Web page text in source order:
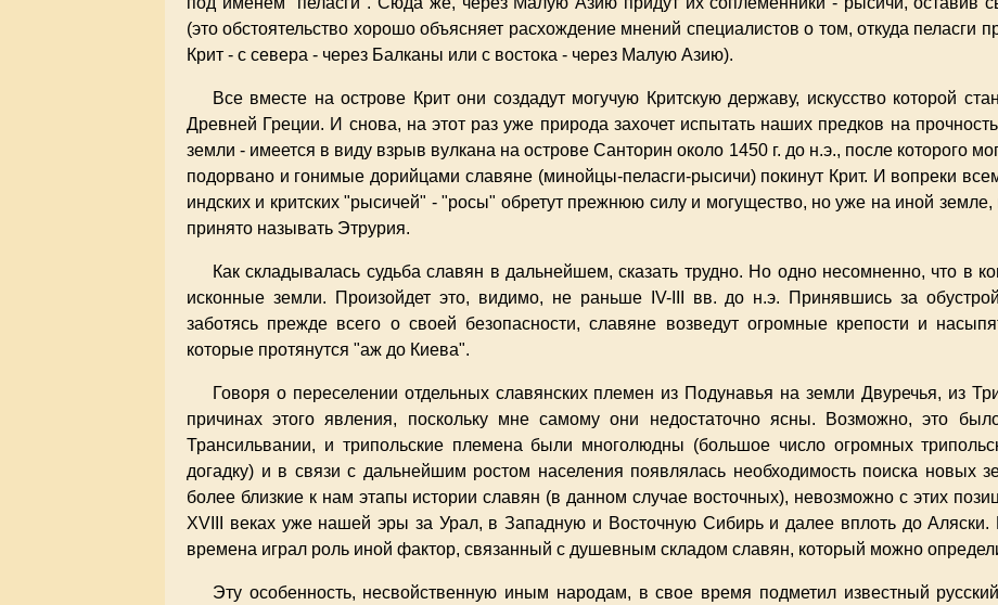
(это обстоятельство хорошо объясняет расхождение мнений специалистов о том, откуда пеласги
Крит - с севера - через Балканы или с востока - через Малую Азию).
Все вместе на острове Крит они создадут могучую Критскую державу, искусство которой
Древней Греции. И снова, на этот раз уже природа захочет испытать наших предков на
земли - имеется в виду взрыв вулкана на острове Санторин около 1450 г. до н.э., после которого
подорвано и гонимые дорийцами славяне (минойцы-пеласги-рысичи) покинут Крит. И вопреки
индских и критских "рысичей" - "росы" обретут прежнюю силу и могущество, но уже на иной
принято называть Этрурия.
Как складывалась судьба славян в дальнейшем, сказать трудно. Но одно несомненно, что в
исконные земли. Произойдет это, видимо, не раньше IV-III вв. до н.э. Принявшись за
заботясь прежде всего о своей безопасности, славяне возведут огромные крепости и
которые протянутся "аж до Киева".
Говоря о переселении отдельных славянских племен из Подунавья на земли Двуречья, из
причинах этого явления, поскольку мне самому они недостаточно ясны. Возможно, это
Трансильвании, и трипольские племена были многолюдны (большое число огромных
догадку) и в связи с дальнейшим ростом населения появлялась необходимость поиска новых
более близкие к нам этапы истории славян (в данном случае восточных), невозможно с этих
XVIII веках уже нашей эры за Урал, в Западную и Восточную Сибирь и далее вплоть до Аляски.
времена играл роль иной фактор, связанный с душевным складом славян, который можно
Эту особенность, несвойственную иным народам, в свое время подметил известный